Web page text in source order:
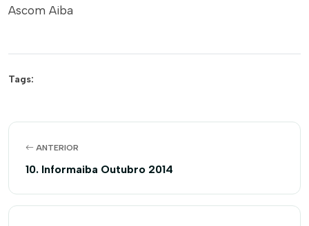
Ascom Aiba
Tags:
ANTERIOR
10. Informaiba Outubro 2014